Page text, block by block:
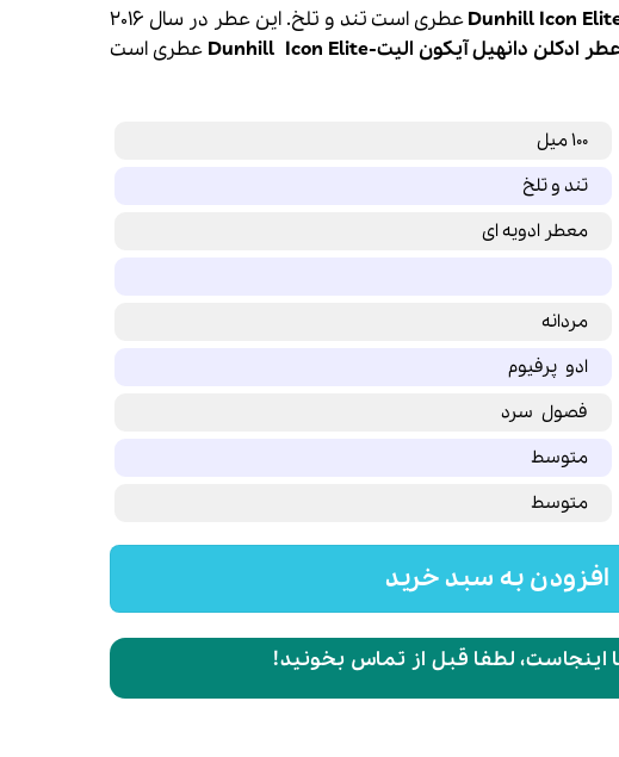
است.
عطری است تند و تلخ. این عطر در سال 2016
ادکلن دانهیلآیکون الیت- Dunhill Icon Elite
عطری است
100 میل
تند و تلخ
معطر ادویه ای
مردانه
ادو پرفیوم
فصول سرد
متوسط
متوسط
افزودن به سبد خرید
لطفا قبل از تماس بخونید!